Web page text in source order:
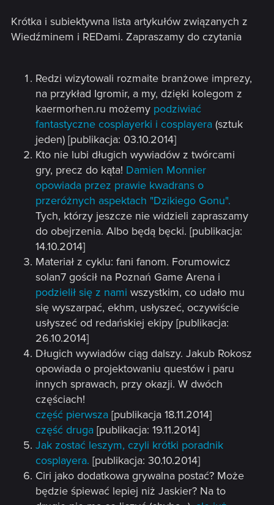
Krótka i subiektywna lista artykułów związanych z
Wiedźminem i REDami. Zapraszamy do czytania
Redzi wizytowali rozmaite branżowe imprezy,
na przykład Igromir, a my, dzięki kolegom z
kaermorhen.ru możemy podziwiać
fantastyczne cosplayerki i cosplayera (sztuk
jeden) [publikacja: 03.10.2014]
Kto nie lubi długich wywiadów z twórcami
gry, precz do kąta! Damien Monnier
opowiada przez prawie kwadrans o
przeróżnych aspektach "Dzikiego Gonu".
Tych, którzy jeszcze nie widzieli zapraszamy
do obejrzenia. Albo będą bęcki. [publikacja:
14.10.2014]
Materiał z cyklu: fani fanom. Forumowicz
solan7 gościł na Poznań Game Arena i
podzielił się z nami wszystkim, co udało mu
się wyszarpać, ekhm, usłyszeć, oczywiście
usłyszeć od redańskiej ekipy [publikacja:
26.10.2014]
Długich wywiadów ciąg dalszy. Jakub Rokosz
opowiada o projektowaniu questów i paru
innych sprawach, przy okazji. W dwóch
częściach!
część pierwsza [publikacja 18.11.2014]
część druga [publikacja: 19.11.2014]
Jak zostać leszym, czyli krótki poradnik
cosplayera. [publikacja: 30.10.2014]
Ciri jako dodatkowa grywalna postać? Może
będzie śpiewać lepiej niż Jaskier? Na to